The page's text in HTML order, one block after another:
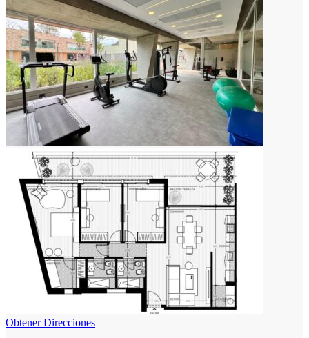
Obtener Direcciones